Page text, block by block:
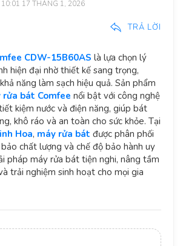
10:01 17 THÁNG 1, 2026
TRẢ LỜI
CDW-15B60AS là lựa chọn lý
hiện đại nhờ thiết kế sang trọng,
năng làm sạch hiệu quả. Sản phẩm
rửa bát Comfee nổi bật với công nghệ
kiệm nước và điện năng, giúp bát
khô ráo và an toàn cho sức khỏe. Tại
Hoa, máy rửa bát được phân phối
chất lượng và chế độ bảo hành uy
pháp máy rửa bát tiện nghi, nâng tầm
trải nghiệm sinh hoạt cho mọi gia